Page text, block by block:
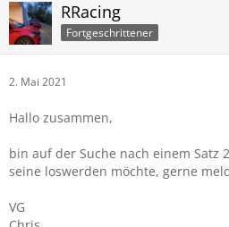
RRacing
Fortgeschrittener
2. Mai 2021
Hallo zusammen,
bin auf der Suche nach einem Satz
seine loswerden möchte, gerne
VG